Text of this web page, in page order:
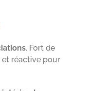
. Fort de
réactive pour